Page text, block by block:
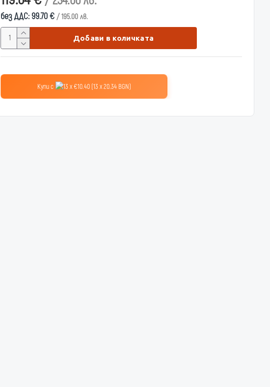
без ДДС: 99.70 € / 195.00 лв.
Добави в количката
Купи с 13 x €10.40 (13 x 20.34 BGN)